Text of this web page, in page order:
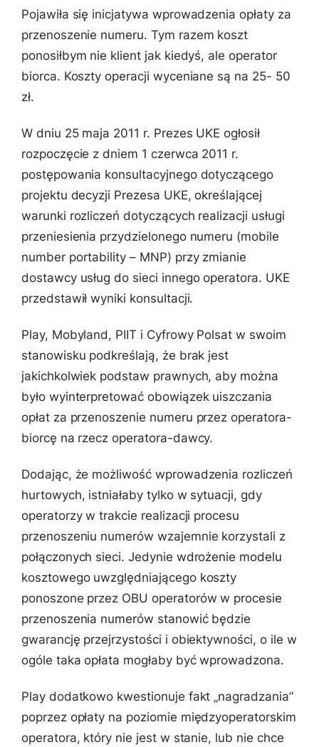
Pojawiła się inicjatywa wprowadzenia opłaty za
przenoszenie numeru. Tym razem koszt
ponosiłbym nie klient jak kiedyś, ale operator
biorca. Koszty operacji wyceniane są na 25- 50
zł.
W dniu 25 maja 2011 r. Prezes UKE ogłosił
rozpoczęcie z dniem 1 czerwca 2011 r.
postępowania konsultacyjnego dotyczącego
projektu decyzji Prezesa UKE, określającej
warunki rozliczeń dotyczących realizacji usługi
przeniesienia przydzielonego numeru (mobile
number portability – MNP) przy zmianie
dostawcy usług do sieci innego operatora. UKE
przedstawił wyniki konsultacji.
Play, Mobyland, PIIT i Cyfrowy Polsat w swoim
stanowisku podkreślają, że brak jest
jakichkolwiek podstaw prawnych, aby można
było wyinterpretować obowiązek uiszczania
opłat za przenoszenie numeru przez operatora-
biorcę na rzecz operatora-dawcy.
Dodając, że możliwość wprowadzenia rozliczeń
hurtowych, istniałaby tylko w sytuacji, gdy
operatorzy w trakcie realizacji procesu
przenoszeniu numerów wzajemnie korzystali z
połączonych sieci. Jedynie wdrożenie modelu
kosztowego uwzględniającego koszty
ponoszone przez OBU operatorów w procesie
przenoszenia numerów stanowić będzie
gwarancję przejrzystości i obiektywności, o ile w
ogóle taka opłata mogłaby być wprowadzona.
Play dodatkowo kwestionuje fakt „nagradzania”
poprzez opłaty na poziomie międzyoperatorskim
operatora, który nie jest w stanie, lub nie chce